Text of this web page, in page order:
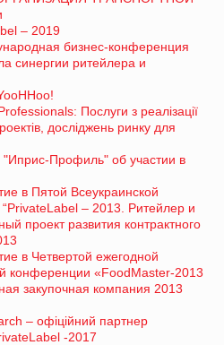
– 2019
бизнес-конференция
синергии ритейлера и
Послуги з реалізації
досліджень ринку для
Профиль" об участии в
в Пятой Всеукраинской
– 2013. Ритейлер и
проект развития контрактного
в Четвертой ежегодной
конференции «FoodMaster-2013
закупочная компания 2013
– офіційний партнер
-2017